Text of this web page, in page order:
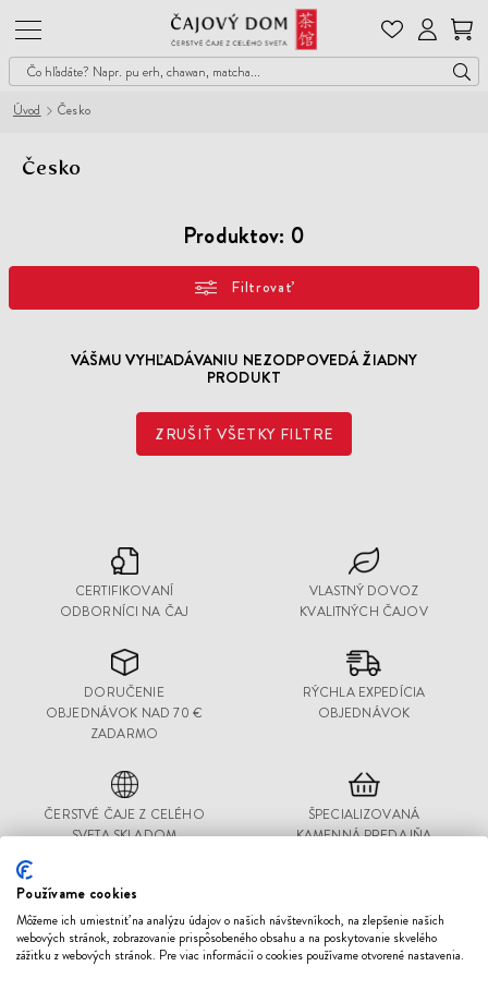
Čajový
Dom
Úvod Česko
Česko
Produktov: 0
Filtrovať
VÁŠMU VYHĽADÁVANIU NEZODPOVEDÁ ŽIADNY
PRODUKT
ZRUŠIŤ VŠETKY FILTRE
CERTIFIKOVANÍ
ODBORNÍCI NA ČAJ
VLASTNÝ DOVOZ
KVALITNÝCH ČAJOV
DORUČENIE
OBJEDNÁVOK NAD 70 €
ZADARMO
RÝCHLA EXPEDÍCIA
OBJEDNÁVOK
ČERSTVÉ ČAJE Z CELÉHO
SVETA SKLADOM
ŠPECIALIZOVANÁ
KAMENNÁ PREDAJŇA
Čajový
Dom
Používame cookies
Môžeme ich umiestniť na analýzu údajov o našich návštevníkoch, na zlepšenie našich
webových stránok, zobrazovanie prispôsobeného obsahu a na poskytovanie skvelého
zážitku z webových stránok. Pre viac informácií o cookies používame otvorené nastavenia.